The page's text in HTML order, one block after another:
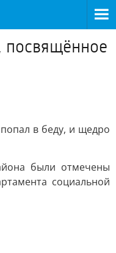
посвящённое
в беду, и щедро
были отмечены
социальной